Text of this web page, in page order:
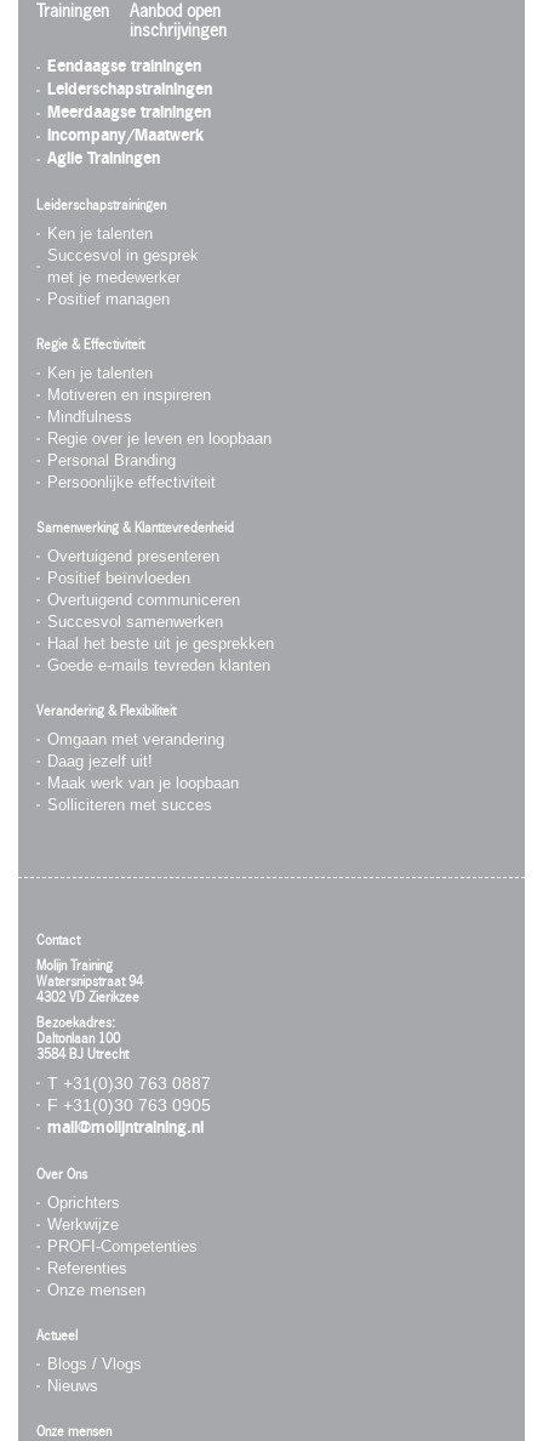
Trainingen
Aanbod open
inschrijvingen
Eendaagse trainingen
Leiderschapstrainingen
Meerdaagse trainingen
Incompany/Maatwerk
Agile Trainingen
Leiderschapstrainingen
Ken je talenten
Succesvol in gesprek
met je medewerker
Positief managen
Regie & Effectiviteit
Ken je talenten
Motiveren en inspireren
Mindfulness
Regie over je leven en loopbaan
Personal Branding
Persoonlijke effectiviteit
Samenwerking & Klanttevredenheid
Overtuigend presenteren
Positief beïnvloeden
Overtuigend communiceren
Succesvol samenwerken
Haal het beste uit je gesprekken
Goede e-mails tevreden klanten
Verandering & Flexibiliteit
Omgaan met verandering
Daag jezelf uit!
Maak werk van je loopbaan
Solliciteren met succes
Contact
Molijn Training
Watersnipstraat 94
4302 VD Zierikzee
Bezoekadres:
Daltonlaan 100
3584 BJ Utrecht
T +31(0)30 763 0887
F +31(0)30 763 0905
mail@molijntraining.nl
Over Ons
Oprichters
Werkwijze
PROFI-Competenties
Referenties
Onze mensen
Actueel
Blogs / Vlogs
Nieuws
Onze mensen